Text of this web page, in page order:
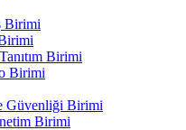
Birimi
Birimi
Birimi
Güvenliği Birimi
Birimi